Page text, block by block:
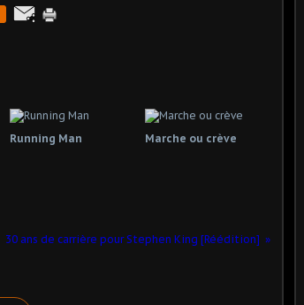
Running Man Marche ou crève
30 ans de carrière pour Stephen King [Réédition]